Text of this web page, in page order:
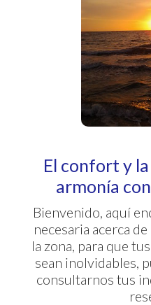
El confort y
armonía
Bienvenido, aquí
necesaria acerca
la zona, para que
sean inolvidables,
consultarnos tus